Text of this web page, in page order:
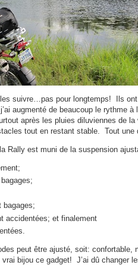
suivre…pas pour longtemps! Ils
augmenté de beaucoup le rythme
après les pluies diluviennes de
tout en restant stable. Tout
Rally est muni de la suspension
bagages;
accidentées; et finalement
peut être ajusté, soit:
bijou ce gadget! J’ai dû changer